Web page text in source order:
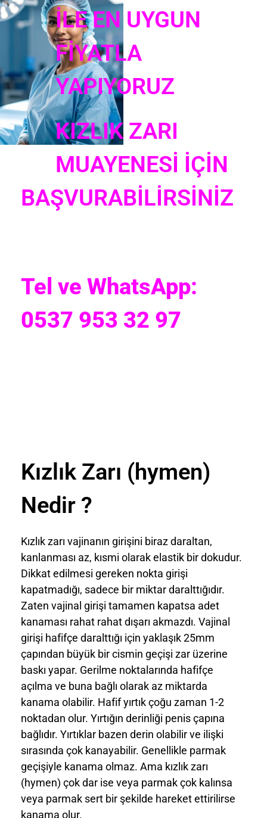
İLE EN UYGUN
FİYATLA
YAPIYORUZ
KIZLIK ZARI
MUAYENESİ İÇİN
BAŞVURABİLİRSİNİZ
Tel ve WhatsApp:
0537 953 32 97
Kızlık Zarı (hymen)
Nedir ?
Kızlık zarı vajinanın girişini biraz daraltan,
kanlanması az, kısmi olarak elastik bir dokudur.
Dikkat edilmesi gereken nokta girişi
kapatmadığı, sadece bir miktar daralttığıdır.
Zaten vajinal girişi tamamen kapatsa adet
kanaması rahat rahat dışarı akmazdı. Vajinal
girişi hafifçe daralttığı için yaklaşık 25mm
çapından büyük bir cismin geçişi zar üzerine
baskı yapar. Gerilme noktalarında hafifçe
açılma ve buna bağlı olarak az miktarda
kanama olabilir. Hafif yırtık çoğu zaman 1-2
noktadan olur. Yırtığın derinliği penis çapına
bağlıdır. Yırtıklar bazen derin olabilir ve ilişki
sırasında çok kanayabilir. Genellikle parmak
geçişiyle kanama olmaz. Ama kızlık zarı
(hymen) çok dar ise veya parmak çok kalınsa
veya parmak sert bir şekilde hareket ettirilirse
kanama olur.